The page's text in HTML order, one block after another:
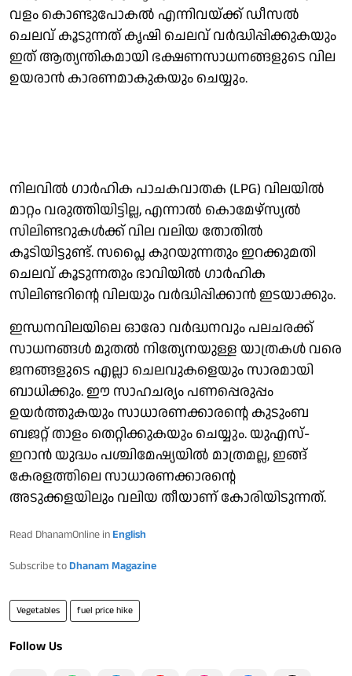
വളം കൊണ്ടുപോകൽ എന്നിവയ്ക്ക് ഡീസൽ
ചെലവ് കൂടുന്നത് കൃഷി ചെലവ് വർദ്ധിപ്പിക്കുകയും
ഇത് ആത്യന്തികമായി ഭക്ഷണസാധനങ്ങളുടെ വില
ഉയരാൻ കാരണമാകുകയും ചെയ്യും.
നിലവില്‍ ഗാര്‍ഹിക പാചകവാതക (LPG) വിലയിൽ
മാറ്റം വരുത്തിയിട്ടില്ല, എന്നാല്‍ കൊമേഴ്സ്യല്‍
സിലിണ്ടറുകള്‍ക്ക് വില വലിയ തോതില്‍
കൂടിയിട്ടുണ്ട്. സപ്ലൈ കുറയുന്നതും ഇറക്കുമതി
ചെലവ് കൂടുന്നതും ഭാവിയിൽ ഗാര്‍ഹിക
സിലിണ്ടറിന്റെ വിലയും വർദ്ധിപ്പിക്കാൻ ഇടയാക്കും.
ഇന്ധനവിലയിലെ ഓരോ വർദ്ധനവും പലചരക്ക്
സാധനങ്ങൾ മുതൽ നിത്യേനയുള്ള യാത്രകൾ വരെ
ജനങ്ങളുടെ എല്ലാ ചെലവുകളെയും സാരമായി
ബാധിക്കും. ഈ സാഹചര്യം പണപ്പെരുപ്പം
ഉയര്‍ത്തുകയും സാധാരണക്കാരന്റെ കുടുംബ
ബജറ്റ് താളം തെറ്റിക്കുകയും ചെയ്യും. യുഎസ്-
ഇറാന്‍ യുദ്ധം പശ്ചിമേഷ്യയില്‍ മാത്രമല്ല, ഇങ്ങ്
കേരളത്തിലെ സാധാരണക്കാരന്റെ
അടുക്കളയിലും വലിയ തീയാണ് കോരിയിടുന്നത്.
Read DhanamOnline in English
Subscribe to Dhanam Magazine
Vegetables fuel price hike
Follow Us